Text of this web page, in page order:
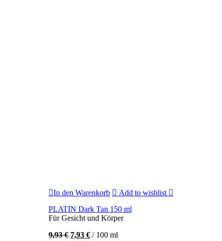
In den Warenkorb
Add to wishlist
PLATIN Dark Tan 150 ml
Für Gesicht und Körper
9,93€ 7,93 € / 100 ml